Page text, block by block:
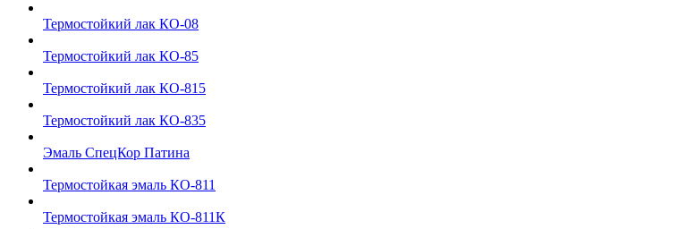
Термостойкий лак КО-08
Термостойкий лак КО-85
Термостойкий лак КО-815
Термостойкий лак КО-835
Эмаль СпецКор Патина
Термостойкая эмаль КО-811
Термостойкая эмаль КО-811К